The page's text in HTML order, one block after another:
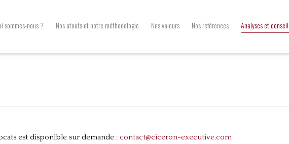
sommes-nous ? Nos atouts et notre méthodologie Nos valeurs Nos références Analyses et
est disponible sur demande : contact@ciceron-executive.com